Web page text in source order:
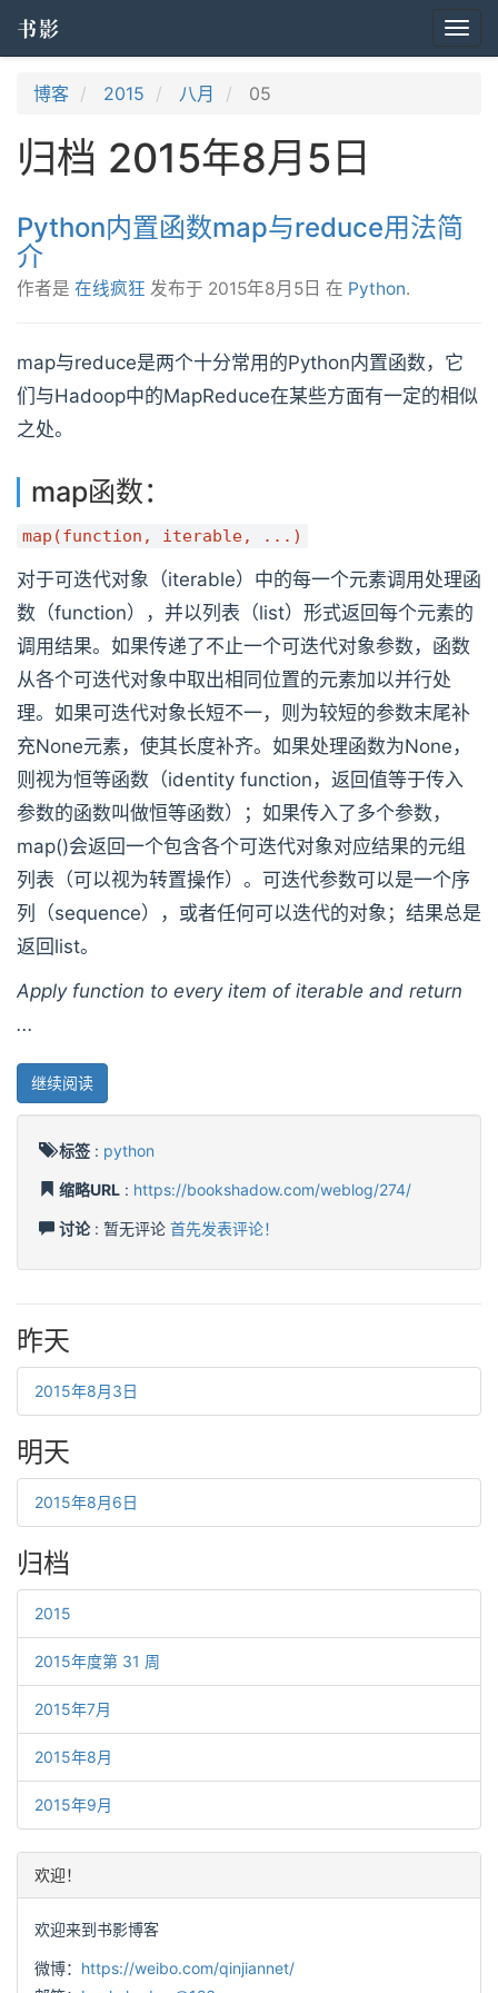
书影
博客 2015 八月 05
归档 2015年8月5日
Python内置函数map与reduce用法简
介
作者是 在线疯狂 发布于 2015年8月5日 在 Python.
map与reduce是两个十分常用的Python内置函数，它
们与Hadoop中的MapReduce在某些方面有一定的相似
之处。
map函数：
map(function, iterable, ...)
对于可迭代对象（iterable）中的每一个元素调用处理函
数（function），并以列表（list）形式返回每个元素的
调用结果。如果传递了不止一个可迭代对象参数，函数
从各个可迭代对象中取出相同位置的元素加以并行处
理。如果可迭代对象长短不一，则为较短的参数末尾补
充None元素，使其长度补齐。如果处理函数为None，
则视为恒等函数（identity function，返回值等于传入
参数的函数叫做恒等函数）；如果传入了多个参数，
map()会返回一个包含各个可迭代对象对应结果的元组
列表（可以视为转置操作）。可迭代参数可以是一个序
列（sequence），或者任何可以迭代的对象；结果总是
返回list。
Apply function to every item of iterable and return
...
继续阅读
标签 : python
缩略URL : https://bookshadow.com/weblog/274/
讨论: 暂无评论 首先发表评论！
昨天
2015年8月3日
明天
2015年8月6日
归档
2015
2015年度第 31 周
2015年7月
2015年8月
2015年9月
欢迎！
欢迎来到书影博客
微博： https://weibo.com/qinjiannet/